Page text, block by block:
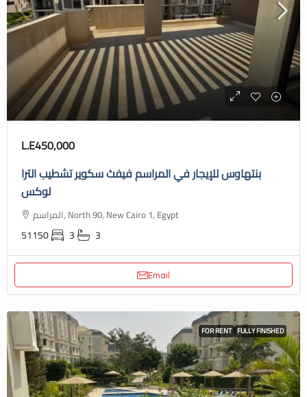
L.E450,000
بنتهاوس للإيجار في المراسم فيفث سكوير تشطيب الترا
لوكس
المراسم, North 90, New Cairo 1, Egypt
51150 3 3
Email
FOR RENT FULLY FINISHED